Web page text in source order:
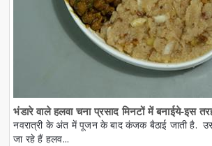
भंडारे वाले हलवा चना प्रसाद मिनटों में बनाईये-इस
नवरात्री के अंत में पूजन के बाद कंजक बैठाई जाती है.
जा रहे हैं हलव...